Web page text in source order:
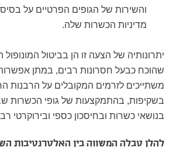
והשירות של הגופים הפרטיים על
מדיניות הכשרות שלה.
יתרונותיה של הצעה זו הן בביטול
שהוכח כבעל חסרונות רבים, במתן
משתייכים לזרמים המקובלים על הרבנות
בשקיפות, בהתמקצעות של גופי הכשרות
בנושאי כשרות ובחיסכון כספי ובירוקרטי
להלן טבלה המשווה בין האלטרנטיבות